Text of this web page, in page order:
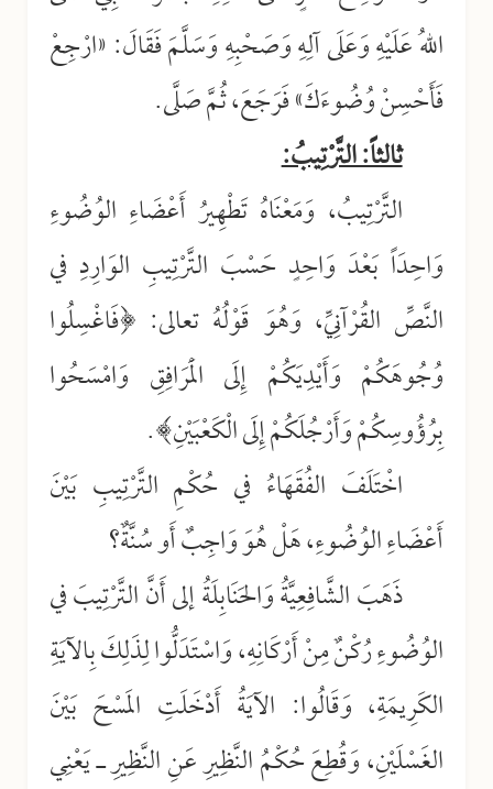
اللهُ عَلَيْهِ وَعَلَى آلِهِ وَصَحْبِهِ وَسَلَّمَ فَقَالَ: «ارْجِعْ
فَأَحْسِنْ وُضُوءَكَ» فَرَجَعَ، ثُمَّ صَلَّى.
ثالثاً: التَّرْتِيبُ:
التَّرْتِيبُ، وَمَعْنَاهُ تَطْهِيرُ أَعْضَاءِ الوُضُوءِ
وَاحِدَاً بَعْدَ وَاحِدٍ حَسْبَ التَّرْتِيبِ الوَارِدِ في
النَّصِّ القُرْآنِيِّ، وَهُوَ قَوْلُهُ تعالى: ﴿فَاغْسِلُوا
وُجُوهَكُمْ وَأَيْدِيَكُمْ إِلَى الْمَرَافِقِ وَامْسَحُوا
بِرُؤُوسِكُمْ وَأَرْجُلَكُمْ إِلَى الْكَعْبَيْنِ﴾.
اخْتَلَفَ الفُقَهَاءُ في حُكْمِ التَّرْتِيبِ بَيْنَ
أَعْضَاءِ الوُضُوءِ، هَلْ هُوَ وَاجِبٌ أَو سُنَّةٌ؟
ذَهَبَ الشَّافِعِيَّةُ وَالحَنَابِلَةُ إلى أَنَّ التَّرْتِيبَ في
الوُضُوءِ رُكْنٌ مِنْ أَرْكَانِهِ، وَاسْتَدَلُّوا لِذَلِكَ بِالآيَةِ
الكَرِيمَةِ، وَقَالُوا: الآيَةُ أَدْخَلَتِ المَسْحَ بَيْنَ
الغَسْلَيْنِ، وَقُطِعَ حُكْمُ النَّظِيرِ عَنِ النَّظِيرِ ـ يَعْنِي